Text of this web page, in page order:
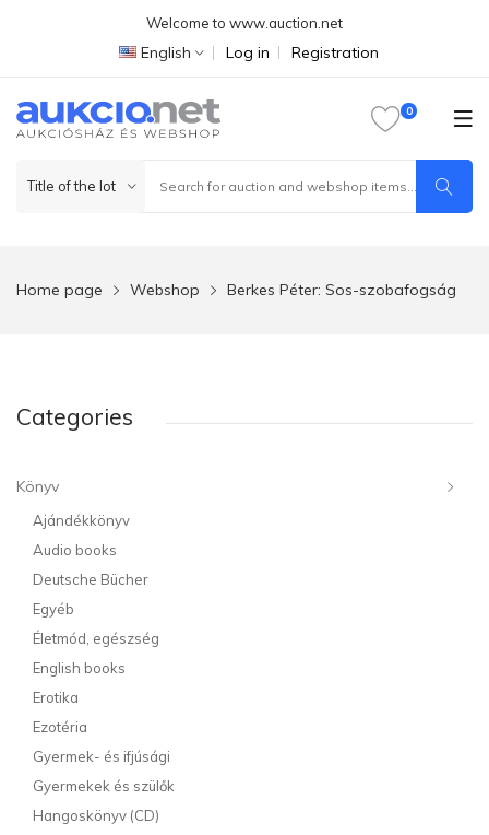
Welcome to www.auction.net
English Log in Registration
Home page Webshop Berkes Péter: Sos-szobafogság
Categories
Könyv
Ajándékkönyv
Audio books
Deutsche Bücher
Egyéb
Életmód, egészség
English books
Erotika
Ezotéria
Gyermek- és ifjúsági
Gyermekek és szülők
Hangoskönyv (CD)